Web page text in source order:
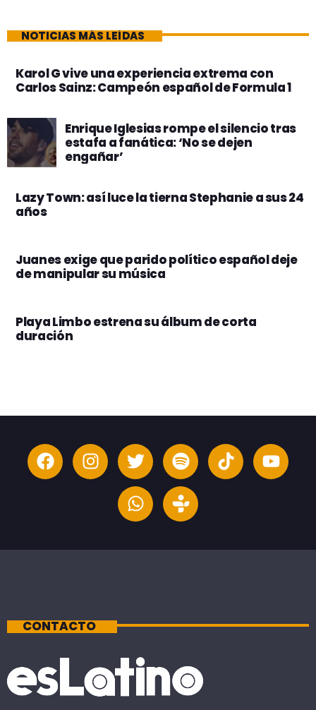
NOTICIAS MÁS LEÍDAS
Karol G vive una experiencia extrema con
Carlos Sainz: Campeón español de Formula 1
Enrique Iglesias rompe el silencio tras
estafa a fanática: ‘No se dejen
engañar’
Lazy Town: así luce la tierna Stephanie a sus 24
años
Juanes exige que parido político español deje
de manipular su música
Playa Limbo estrena su álbum de corta
duración
CONTACTO